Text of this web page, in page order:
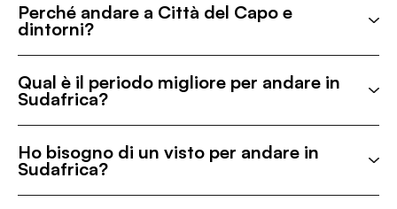
Perché andare a Città del Capo e
dintorni?
Qual è il periodo migliore per andare in
Sudafrica?
Ho bisogno di un visto per andare in
Sudafrica?